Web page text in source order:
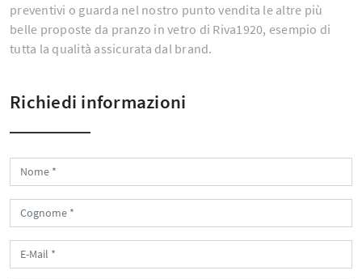
preventivi o guarda nel nostro punto vendita le altre più
belle proposte da pranzo in vetro di Riva1920, esempio di
tutta la qualità assicurata dal brand.
Richiedi informazioni